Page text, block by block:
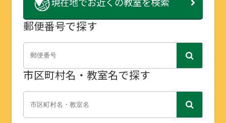
郵便番号で探す
市区町村名・教室名で探す